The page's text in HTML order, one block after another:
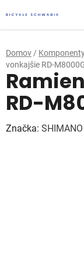
na
obsah
Domov /
vonkajšie RD-
RD-
Značka: SHIMANO